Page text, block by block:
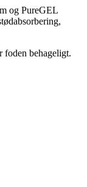
og PureGEL
foden behageligt.